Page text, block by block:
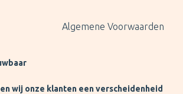
Algemene Voorwaarden
wij onze klanten een verscheidenheid